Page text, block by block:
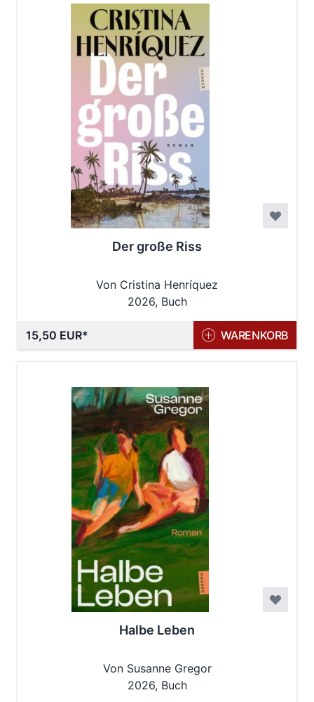
Der große Riss
Von Cristina Henríquez
2026, Buch
15,50 EUR WARENKORB
Halbe Leben
Von Susanne Gregor
2026, Buch